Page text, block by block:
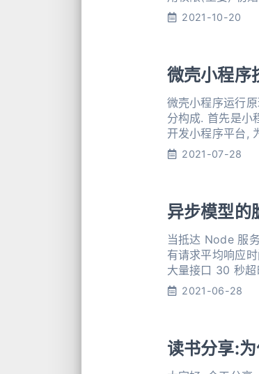
2021-10-20
微壳小程序
微壳小程序运行
分构成. 首先是小
开发小程序平台,
流程探索, 相信大
2021-07-28
异步模型
当抵达 Node 服
有请求平均响应时间一切如
大量接口 30 秒
程正常, 99.5%的
2021-06-28
读书分享: